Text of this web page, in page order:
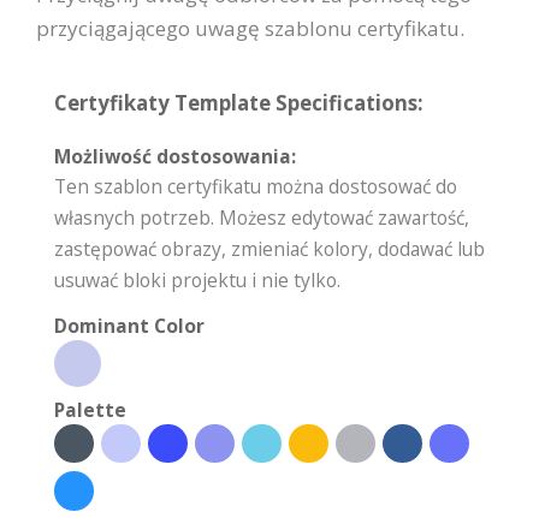
przyciągającego uwagę szablonu certyfikatu.
Certyfikaty Template Specifications:
Możliwość dostosowania:
Ten szablon certyfikatu można dostosować do
własnych potrzeb. Możesz edytować zawartość,
zastępować obrazy, zmieniać kolory, dodawać lub
usuwać bloki projektu i nie tylko.
Dominant Color
Palette